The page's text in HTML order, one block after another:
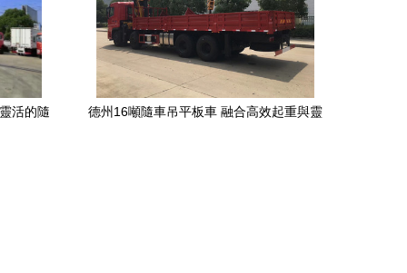
活的隨
德州16噸隨車吊平板車 融合高效起重與靈